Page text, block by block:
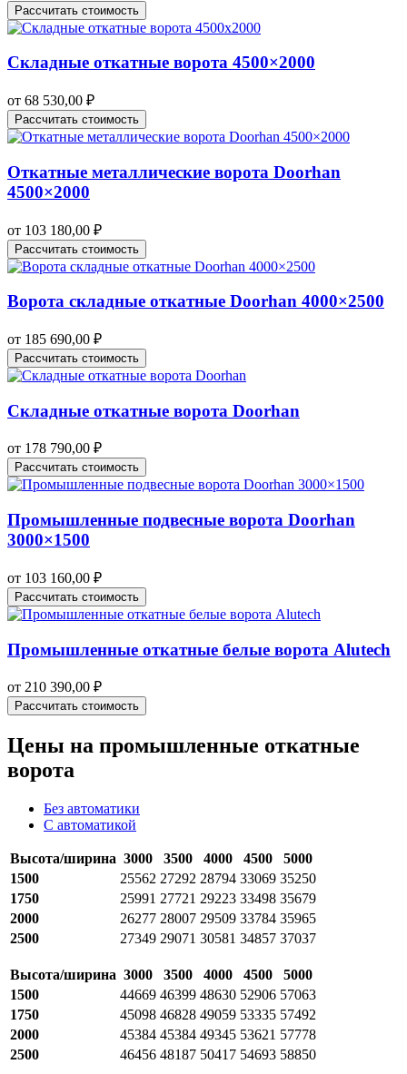
Рассчитать стоимость
Складные откатные ворота 4500×2000
от 68 530,00 ₽
Рассчитать стоимость
Откатные металлические ворота Doorhan
4500×2000
от 103 180,00 ₽
Рассчитать стоимость
Ворота складные откатные Doorhan 4000×2500
от 185 690,00 ₽
Рассчитать стоимость
Складные откатные ворота Doorhan
от 178 790,00 ₽
Рассчитать стоимость
Промышленные подвесные ворота Doorhan
3000×1500
от 103 160,00 ₽
Рассчитать стоимость
Промышленные откатные белые ворота Alutech
от 210 390,00 ₽
Рассчитать стоимость
Цены на промышленные откатные
ворота
Без автоматики
С автоматикой
Высота/ширина 3000 3500 4000 4500
5000
1500
25562 27292 28794 33069 35250
1750
25991 27721 29223 33498 35679
2000
26277 28007 29509 33784 35965
2500
27349 29071 30581 34857 37037
Высота/ширина 3000 3500 4000 4500
5000
1500
44669 46399 48630 52906 57063
1750
45098 46828 49059 53335 57492
2000
45384 45384 49345 53621 57778
2500
46456 48187 50417 54693 58850